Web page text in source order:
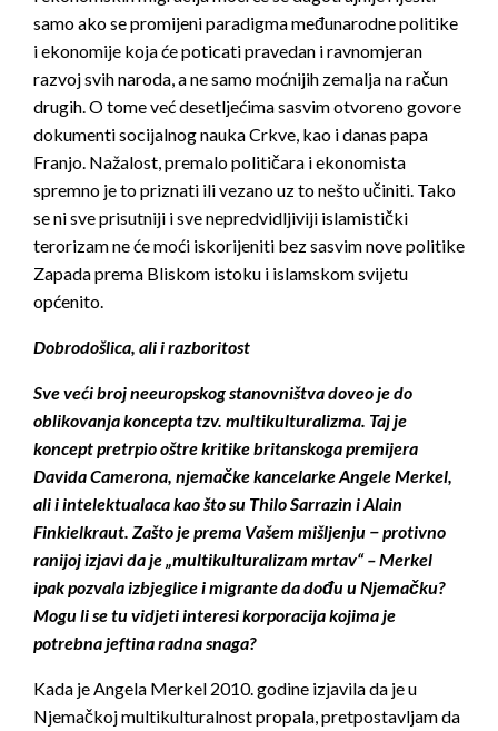
samo ako se promijeni paradigma međunarodne politike
i ekonomije koja će poticati pravedan i ravnomjeran
razvoj svih naroda, a ne samo moćnijih zemalja na račun
drugih. O tome već desetljećima sasvim otvoreno govore
dokumenti socijalnog nauka Crkve, kao i danas papa
Franjo. Nažalost, premalo političara i ekonomista
spremno je to priznati ili vezano uz to nešto učiniti. Tako
se ni sve prisutniji i sve nepredvidljiviji islamistički
terorizam ne će moći iskorijeniti bez sasvim nove politike
Zapada prema Bliskom istoku i islamskom svijetu
općenito.
Dobrodošlica, ali i razboritost
Sve veći broj neeuropskog stanovništva doveo je do
oblikovanja koncepta tzv. multikulturalizma. Taj je
koncept pretrpio oštre kritike britanskoga premijera
Davida Camerona, njemačke kancelarke Angele Merkel,
ali i intelektualaca kao što su Thilo Sarrazin i Alain
Finkielkraut. Zašto je prema Vašem mišljenju − protivno
ranijoj izjavi da je „multikulturalizam mrtav“ – Merkel
ipak pozvala izbjeglice i migrante da dođu u Njemačku?
Mogu li se tu vidjeti interesi korporacija kojima je
potrebna jeftina radna snaga?
Kada je Angela Merkel 2010. godine izjavila da je u
Njemačkoj multikulturalnost propala, pretpostavljam da